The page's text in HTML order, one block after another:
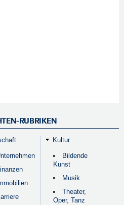
RUBRIKEN
Kultur
Bildende
Kunst
Musik
Theater,
Oper, Tanz